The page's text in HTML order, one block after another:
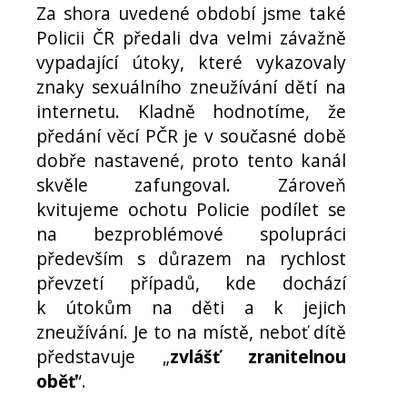
Za shora uvedené období jsme také
Policii ČR předali dva velmi závažně
vypadající útoky, které vykazovaly
znaky sexuálního zneužívání dětí na
internetu. Kladně hodnotíme, že
předání věcí PČR je v současné době
dobře nastavené, proto tento kanál
skvěle zafungoval. Zároveň
kvitujeme ochotu Policie podílet se
na bezproblémové spolupráci
především s důrazem na rychlost
převzetí případů, kde dochází
k útokům na děti a k jejich
zneužívání. Je to na místě, neboť dítě
představuje „zvlášť zranitelnou
oběť“.